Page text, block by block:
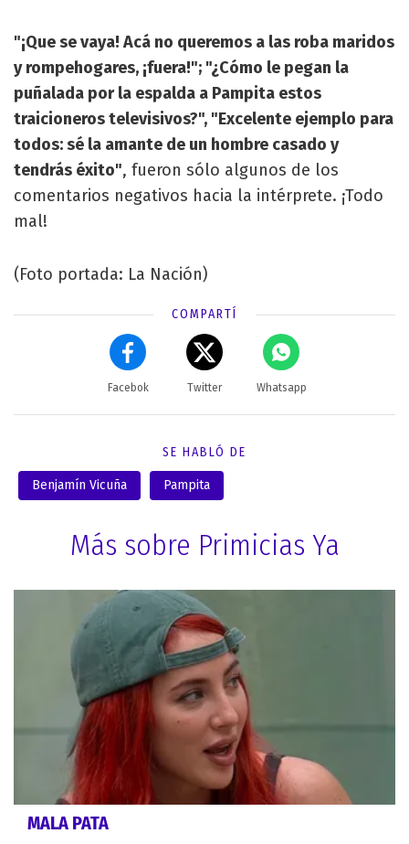
"¡Que se vaya! Acá no queremos a las roba maridos
y rompehogares, ¡fuera!"; "¿Cómo le pegan la
puñalada por la espalda a Pampita estos
traicioneros televisivos?", "Excelente ejemplo para
todos: sé la amante de un hombre casado y
tendrás éxito", fueron sólo algunos de los
comentarios negativos hacia la intérprete. ¡Todo
mal!
(Foto portada: La Nación)
COMPARTÍ
Facebok Twitter Whatsapp
SE HABLÓ DE
Benjamín Vicuña Pampita
Más sobre Primicias Ya
MALA PATA